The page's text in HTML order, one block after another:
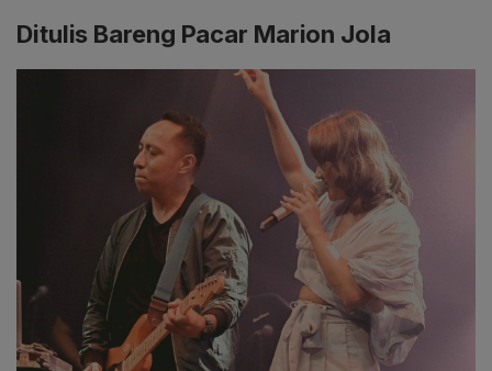
Ditulis Bareng Pacar Marion Jola